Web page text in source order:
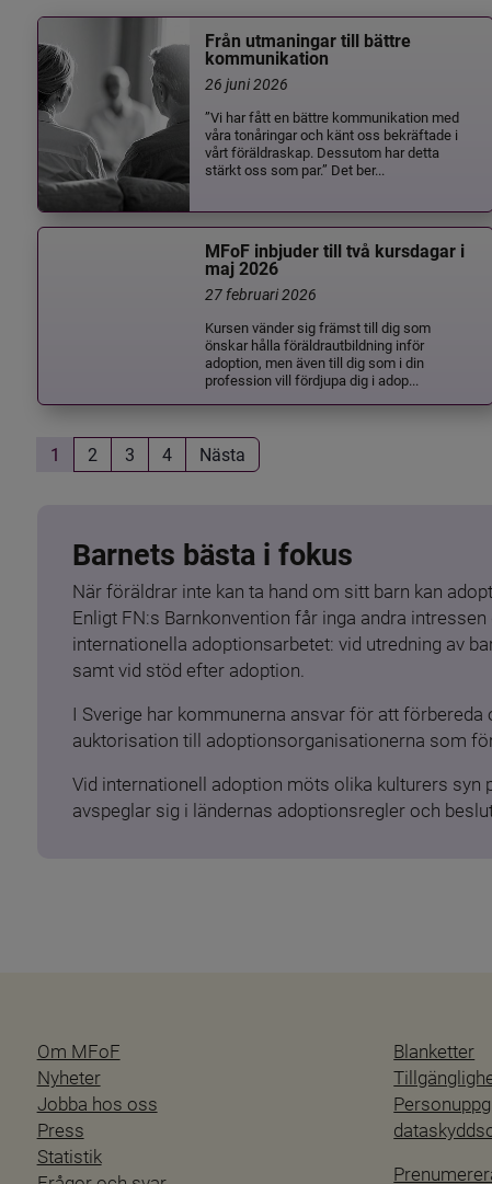
Från utmaningar till bättre
kommunikation
26 juni 2026
”Vi har fått en bättre kommunikation med
våra tonåringar och känt oss bekräftade i
vårt föräldraskap. Dessutom har detta
stärkt oss som par.” Det ber...
MFoF inbjuder till två kursdagar i
maj 2026
27 februari 2026
Kursen vänder sig främst till dig som
önskar hålla föräldrautbildning inför
adoption, men även till dig som i din
profession vill fördjupa dig i adop...
1 2 3 4 Nästa
Barnets bästa i fokus
När föräldrar inte kan ta hand om sitt barn kan
Enligt FN:s Barnkonvention får inga andra
internationella adoptionsarbetet: vid utredning av
samt vid stöd efter adoption.
I Sverige har kommunerna ansvar för att
auktorisation till adoptionsorganisationerna som
Vid internationell adoption möts olika kulturers syn
avspeglar sig i ländernas adoptionsregler och
Om MFoF
Nyheter
Jobba hos oss
Press
Statistik
Blanketter